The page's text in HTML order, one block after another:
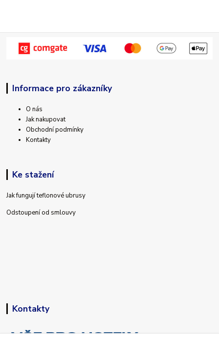
Informace pro zákazníky
O nás
Jak nakupovat
Obchodní podmínky
Kontakty
Ke stažení
Jak fungují teflonové ubrusy
Odstoupení od smlouvy
Kontakty